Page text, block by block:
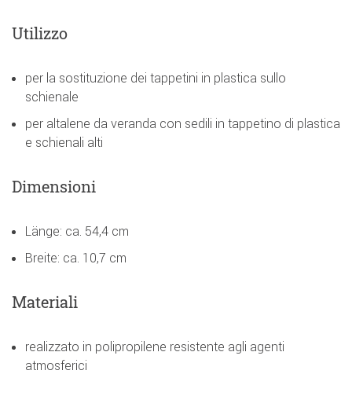
Utilizzo
per la sostituzione dei tappetini in plastica sullo
schienale
per altalene da veranda con sedili in tappetino di plastica
e schienali alti
Dimensioni
Länge: ca. 54,4 cm
Breite: ca. 10,7 cm
Materiali
realizzato in polipropilene resistente agli agenti
atmosferici